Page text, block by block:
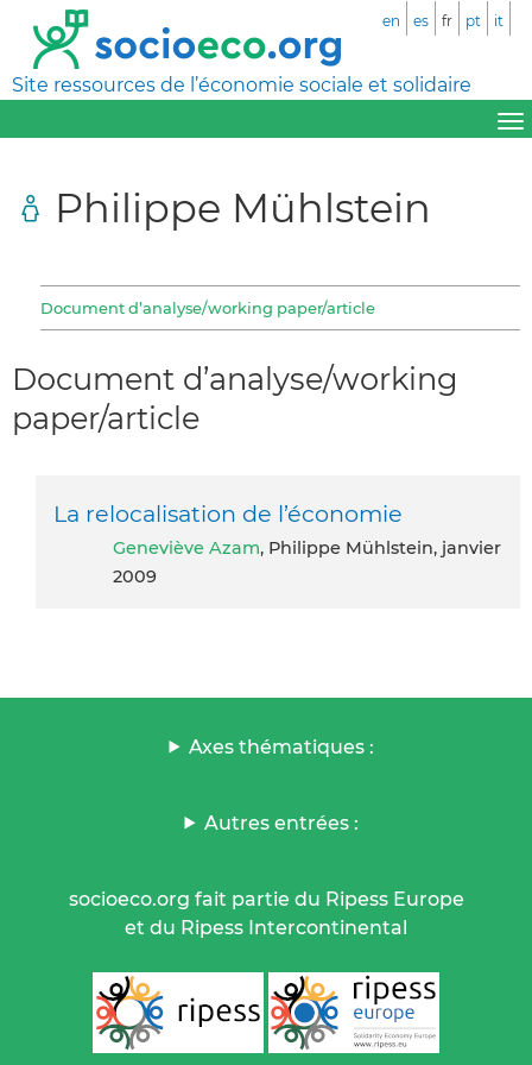
Site ressources de l’économie sociale et solidaire
en es fr pt it
Philippe Mühlstein
Document d’analyse/working paper/article
Document d’analyse/working
paper/article
La relocalisation de l’économie
Geneviève Azam, Philippe Mühlstein, janvier
2009
Axes thématiques :
Autres entrées :
socioeco.org fait partie du Ripess Europe
et du Ripess Intercontinental